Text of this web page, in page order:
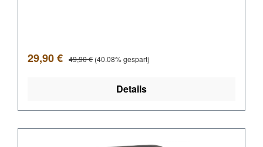
Verkaufspreis:
29,90 € Regulärer Preis:
49,90 € (40.08% gespart)
Details